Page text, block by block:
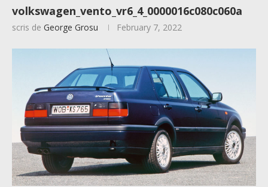
volkswagen_vento_vr6_4_0000016c080c060a
scris de George Grosu February 7, 2022